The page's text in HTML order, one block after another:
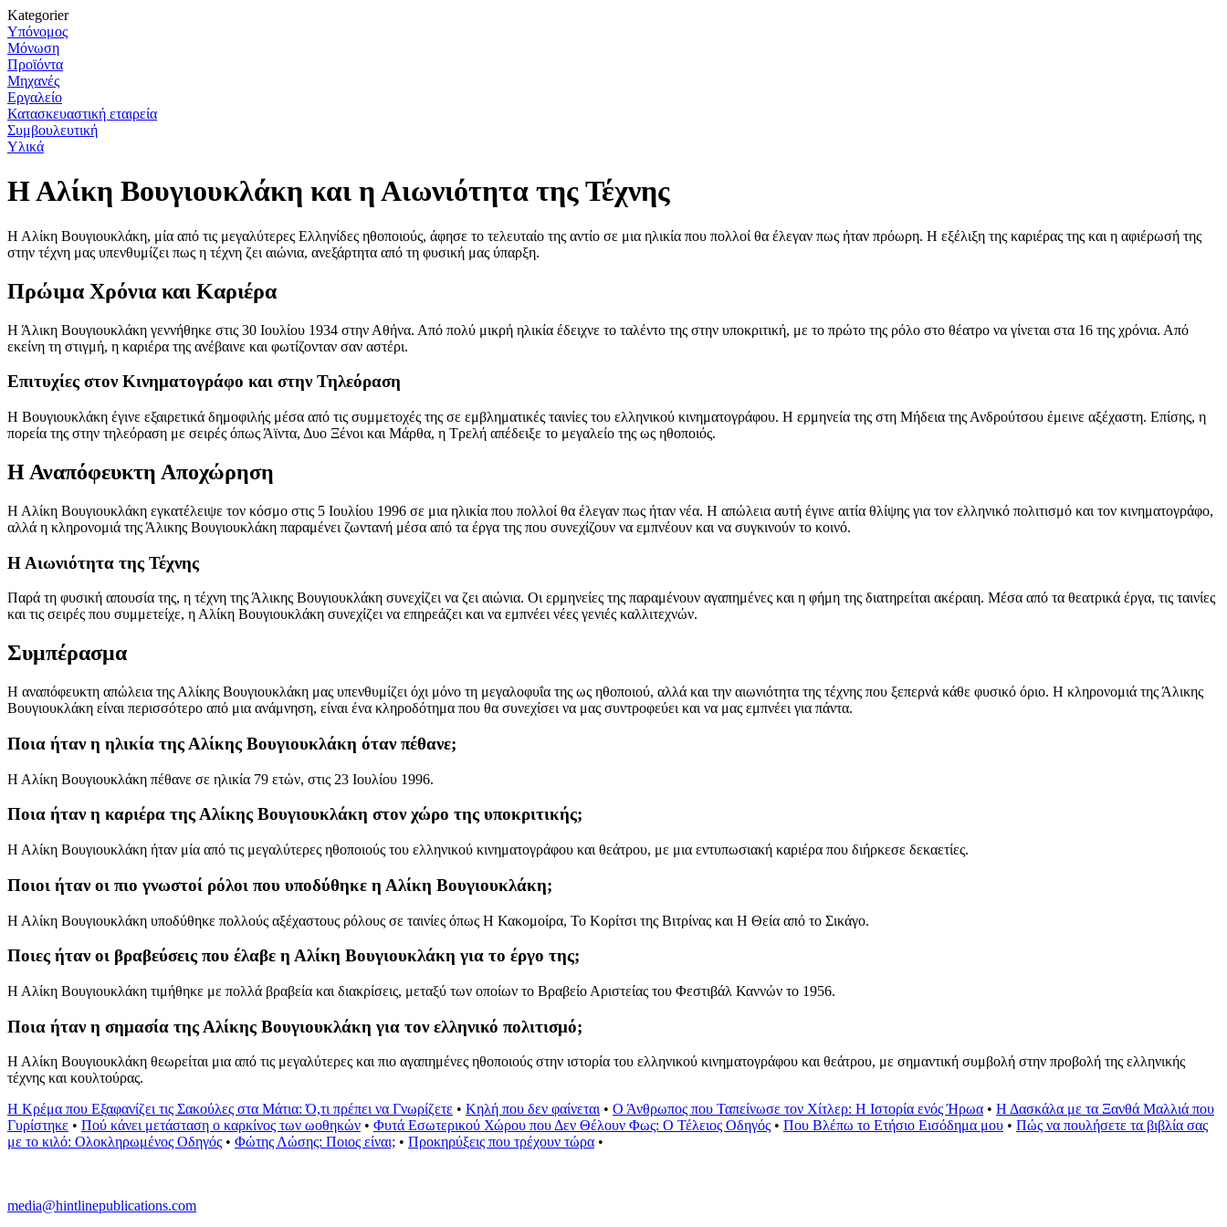
Kategorier
Υπόνομος
Μόνωση
Προϊόντα
Μηχανές
Εργαλείο
Κατασκευαστική εταιρεία
Συμβουλευτική
Υλικά
Η Αλίκη Βουγιουκλάκη και η Αιωνιότητα της Τέχνης
Η Αλίκη Βουγιουκλάκη, μία από τις μεγαλύτερες Ελληνίδες ηθοποιούς, άφησε το τελευταίο της αντίο σε μια ηλικία που πολλοί θα έλεγαν πως ήταν πρόωρη. Η εξέλιξη της καριέρας της και η αφιέρωσή της
στην τέχνη μας υπενθυμίζει πως η τέχνη ζει αιώνια, ανεξάρτητα από τη φυσική μας ύπαρξη.
Πρώιμα Χρόνια και Καριέρα
Η Άλικη Βουγιουκλάκη γεννήθηκε στις 30 Ιουλίου 1934 στην Αθήνα. Από πολύ μικρή ηλικία έδειχνε το ταλέντο της στην υποκριτική, με το πρώτο της ρόλο στο θέατρο να γίνεται στα 16 της χρόνια. Από
εκείνη τη στιγμή, η καριέρα της ανέβαινε και φωτίζονταν σαν αστέρι.
Επιτυχίες στον Κινηματογράφο και στην Τηλεόραση
Η Βουγιουκλάκη έγινε εξαιρετικά δημοφιλής μέσα από τις συμμετοχές της σε εμβληματικές ταινίες του ελληνικού κινηματογράφου. Η ερμηνεία της στη Μήδεια της Ανδρούτσου έμεινε αξέχαστη. Επίσης, η
πορεία της στην τηλεόραση με σειρές όπως Άϊντα, Δυο Ξένοι και Μάρθα, η Τρελή απέδειξε το μεγαλείο της ως ηθοποιός.
Η Αναπόφευκτη Αποχώρηση
Η Αλίκη Βουγιουκλάκη εγκατέλειψε τον κόσμο στις 5 Ιουλίου 1996 σε μια ηλικία που πολλοί θα έλεγαν πως ήταν νέα. Η απώλεια αυτή έγινε αιτία θλίψης για τον ελληνικό πολιτισμό και τον κινηματογράφο,
αλλά η κληρονομιά της Άλικης Βουγιουκλάκη παραμένει ζωντανή μέσα από τα έργα της που συνεχίζουν να εμπνέουν και να συγκινούν το κοινό.
Η Αιωνιότητα της Τέχνης
Παρά τη φυσική απουσία της, η τέχνη της Άλικης Βουγιουκλάκη συνεχίζει να ζει αιώνια. Οι ερμηνείες της παραμένουν αγαπημένες και η φήμη της διατηρείται ακέραιη. Μέσα από τα θεατρικά έργα, τις ταινίες
και τις σειρές που συμμετείχε, η Αλίκη Βουγιουκλάκη συνεχίζει να επηρεάζει και να εμπνέει νέες γενιές καλλιτεχνών.
Συμπέρασμα
Η αναπόφευκτη απώλεια της Αλίκης Βουγιουκλάκη μας υπενθυμίζει όχι μόνο τη μεγαλοφυΐα της ως ηθοποιού, αλλά και την αιωνιότητα της τέχνης που ξεπερνά κάθε φυσικό όριο. Η κληρονομιά της Άλικης
Βουγιουκλάκη είναι περισσότερο από μια ανάμνηση, είναι ένα κληροδότημα που θα συνεχίσει να μας συντροφεύει και να μας εμπνέει για πάντα.
Ποια ήταν η ηλικία της Αλίκης Βουγιουκλάκη όταν πέθανε;
Η Αλίκη Βουγιουκλάκη πέθανε σε ηλικία 79 ετών, στις 23 Ιουλίου 1996.
Ποια ήταν η καριέρα της Αλίκης Βουγιουκλάκη στον χώρο της υποκριτικής;
Η Αλίκη Βουγιουκλάκη ήταν μία από τις μεγαλύτερες ηθοποιούς του ελληνικού κινηματογράφου και θεάτρου, με μια εντυπωσιακή καριέρα που διήρκεσε δεκαετίες.
Ποιοι ήταν οι πιο γνωστοί ρόλοι που υποδύθηκε η Αλίκη Βουγιουκλάκη;
Η Αλίκη Βουγιουκλάκη υποδύθηκε πολλούς αξέχαστους ρόλους σε ταινίες όπως Η Κακομοίρα, Το Κορίτσι της Βιτρίνας και Η Θεία από το Σικάγο.
Ποιες ήταν οι βραβεύσεις που έλαβε η Αλίκη Βουγιουκλάκη για το έργο της;
Η Αλίκη Βουγιουκλάκη τιμήθηκε με πολλά βραβεία και διακρίσεις, μεταξύ των οποίων το Βραβείο Αριστείας του Φεστιβάλ Καννών το 1956.
Ποια ήταν η σημασία της Αλίκης Βουγιουκλάκη για τον ελληνικό πολιτισμό;
Η Αλίκη Βουγιουκλάκη θεωρείται μια από τις μεγαλύτερες και πιο αγαπημένες ηθοποιούς στην ιστορία του ελληνικού κινηματογράφου και θεάτρου, με σημαντική συμβολή στην προβολή της ελληνικής
τέχνης και κουλτούρας.
Η Κρέμα που Εξαφανίζει τις Σακούλες στα Μάτια: Ό,τι πρέπει να Γνωρίζετε • Κηλή που δεν φαίνεται • Ο Άνθρωπος που Ταπείνωσε τον Χίτλερ: Η Ιστορία ενός Ήρωα • Η Δασκάλα με τα Ξανθά Μαλλιά που
Γυρίστηκε • Πού κάνει μετάσταση ο καρκίνος των ωοθηκών • Φυτά Εσωτερικού Χώρου που Δεν Θέλουν Φως: Ο Τέλειος Οδηγός • Που Βλέπω το Ετήσιο Εισόδημα μου • Πώς να πουλήσετε τα βιβλία σας
με το κιλό: Ολοκληρωμένος Οδηγός • Φώτης Λώσης: Ποιος είναι; • Προκηρύξεις που τρέχουν τώρα •
media@hintlinepublications.com